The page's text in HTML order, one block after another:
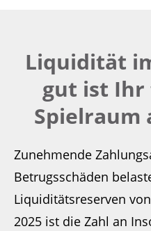
Liquidität
gut ist
Spielraum
Zunehmende
Betrugsschäden
Liquiditätsreserven
2025 ist die Zahl an